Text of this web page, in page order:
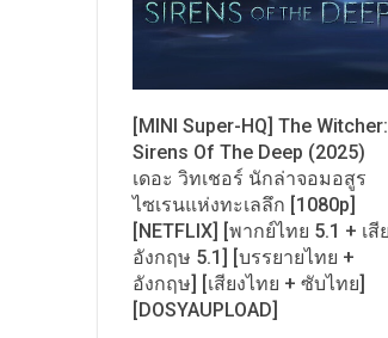
[MINI Super-HQ] The Witcher:
Sirens Of The Deep (2025)
เดอะ วิทเชอร์ นักล่าจอมอสูร
ไซเรนแห่งทะเลลึก [1080p]
[NETFLIX] [พากย์ไทย 5.1 + เสี
อังกฤษ 5.1] [บรรยายไทย +
อังกฤษ] [เสียงไทย + ซับไทย]
[DOSYAUPLOAD]